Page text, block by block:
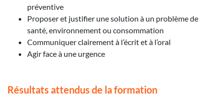
préventive
Proposer et justifier une solution à un problème de
santé, environnement ou consommation
Communiquer clairement à l’écrit et à l’oral
Agir face à une urgence
Résultats attendus de la formation